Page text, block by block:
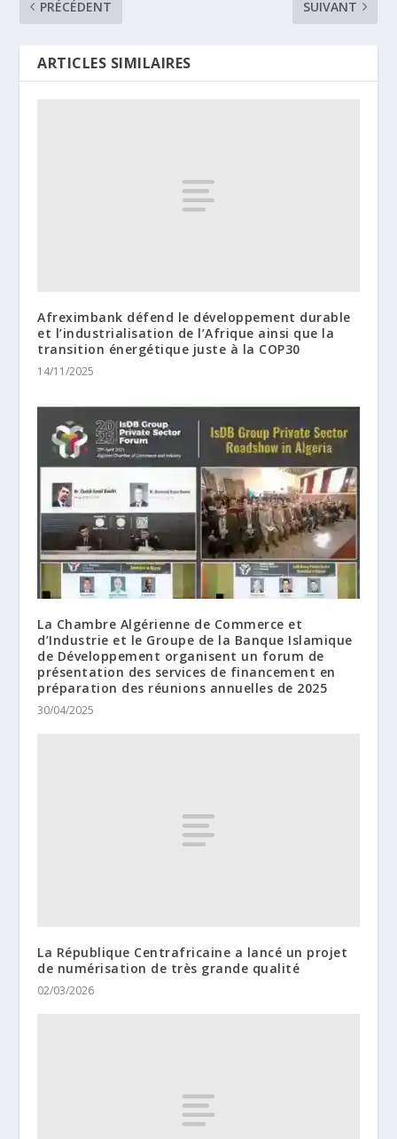
PRÉCÉDENT SUIVANT
ARTICLES SIMILAIRES
Afreximbank défend le développement durable
et l’industrialisation de l’Afrique ainsi que la
transition énergétique juste à la COP30
14/11/2025
La Chambre Algérienne de Commerce et
d’Industrie et le Groupe de la Banque Islamique
de Développement organisent un forum de
présentation des services de financement en
préparation des réunions annuelles de 2025
30/04/2025
La République Centrafricaine a lancé un projet
de numérisation de très grande qualité
02/03/2026